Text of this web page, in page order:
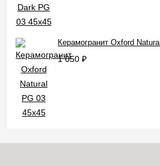
Керамогранит Oxford
1 050 ₽